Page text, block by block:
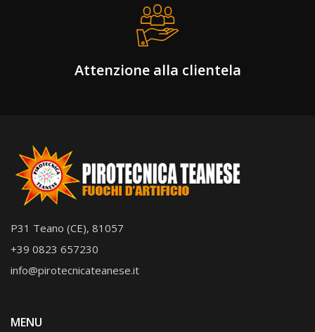
Attenzione alla clientela
P31 Teano (CE), 81057
+39 0823 657230
info@pirotecnicateanese.it
MENU